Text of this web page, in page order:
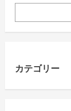
カテゴリー